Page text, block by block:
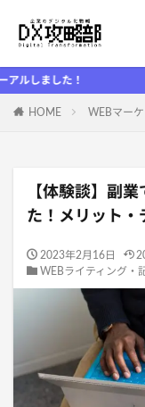
！
HOME WEBマー
【体験談】副
た！メリット・
2023年2月16日
WEBライティング・